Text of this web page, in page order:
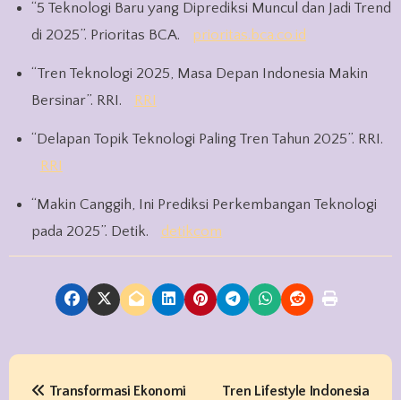
“5 Teknologi Baru yang Diprediksi Muncul dan Jadi Trend
di 2025”. Prioritas BCA.
prioritas.bca.co.id
“Tren Teknologi 2025, Masa Depan Indonesia Makin
Bersinar”. RRI.
RRI
“Delapan Topik Teknologi Paling Tren Tahun 2025”. RRI.
RRI
“Makin Canggih, Ini Prediksi Perkembangan Teknologi
pada 2025”. Detik.
detikcom
P
Transformasi Ekonomi
Tren Lifestyle Indonesia